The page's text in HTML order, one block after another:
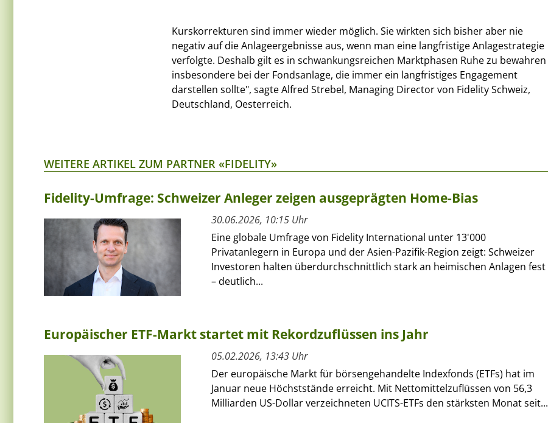
Kurskorrekturen sind immer wieder möglich. Sie wirkten sich bisher aber nie
negativ auf die Anlageergebnisse aus, wenn man eine langfristige Anlagestrategie
verfolgte. Deshalb gilt es in schwankungsreichen Marktphasen Ruhe zu bewahren 
insbesondere bei der Fondsanlage, die immer ein langfristiges Engagement
darstellen sollte", sagte Alfred Strebel, Managing Director von Fidelity Schweiz,
Deutschland, Oesterreich.
WEITERE ARTIKEL ZUM PARTNER «FIDELITY»
Fidelity-Umfrage: Schweizer Anleger zeigen ausgeprägten Home-Bias
30.06.2026, 10:15 Uhr
Eine globale Umfrage von Fidelity International unter 13'000
Privatanlegern in Europa und der Asien-Pazifik-Region zeigt: Schweizer
Investoren halten überdurchschnittlich stark an heimischen Anlagen fest
– deutlich...
Europäischer ETF-Markt startet mit Rekordzuflüssen ins Jahr
05.02.2026, 13:43 Uhr
Der europäische Markt für börsengehandelte Indexfonds (ETFs) hat im
Januar neue Höchststände erreicht. Mit Nettomittelzuflüssen von 56,3
Milliarden US-Dollar verzeichneten UCITS-ETFs den stärksten Monat seit...